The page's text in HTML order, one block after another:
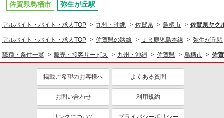
佐賀県鳥栖市
弥生が丘駅
アルバイト・バイト・求人TOP 九州・沖縄 佐賀県 鳥栖市 佐賀県ヤク
アルバイト・バイト・求人TOP 佐賀県の路線 ＪＲ鹿児島本線 弥生が丘駅
職種・条件一覧 販売・接客サービス 九州・沖縄 佐賀県 鳥栖市 佐
掲載ご希望のお客様へ よくある質問
お問い合わせ 利用規約
リンクについて プライバシーポリシー